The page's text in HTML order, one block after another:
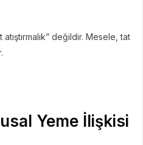
değildir. Mesele, tat
Yeme İlişkisi